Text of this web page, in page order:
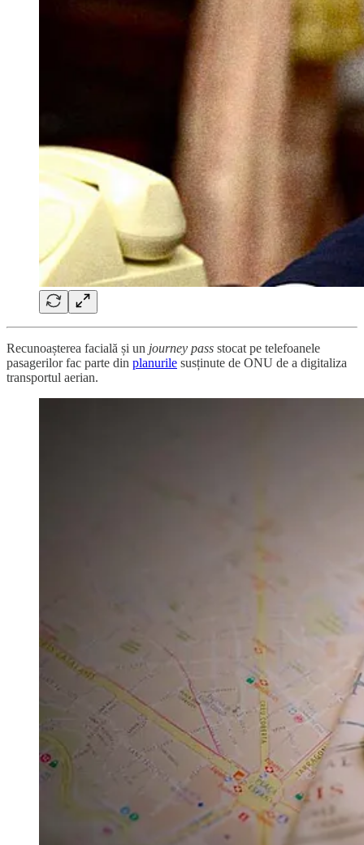
Recunoașterea facială și un journey pass stocat pe telefoanele
pasagerilor fac parte din planurile susținute de ONU de a digitaliza
transportul aerian.